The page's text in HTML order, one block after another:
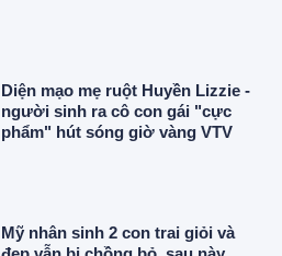
Diện mạo mẹ ruột Huyền Lizzie -
người sinh ra cô con gái "cực
phẩm" hút sóng giờ vàng VTV
Mỹ nhân sinh 2 con trai giỏi và